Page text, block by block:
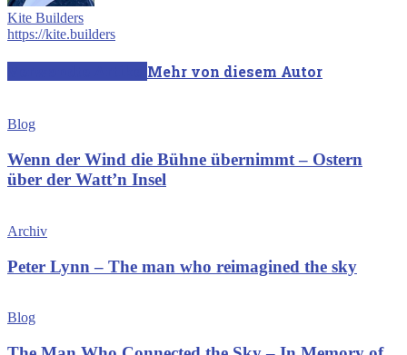
Kite Builders
https://kite.builders
Mehr von diesem Autor
Blog
Wenn der Wind die Bühne übernimmt – Ostern
über der Watt’n Insel
Archiv
Peter Lynn – The man who reimagined the sky
Blog